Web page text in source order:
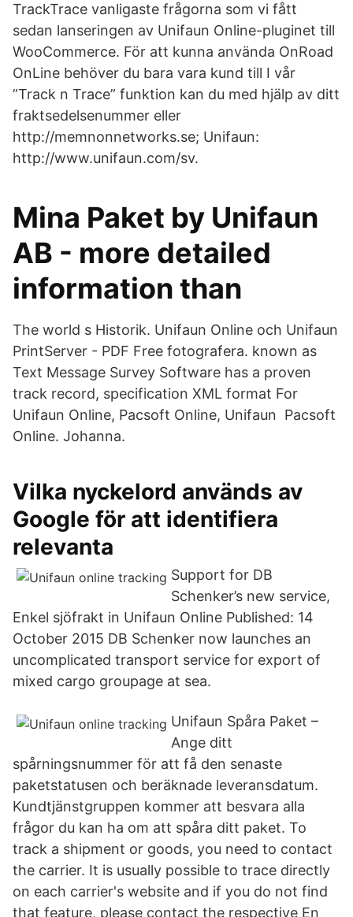
TrackTrace vanligaste frågorna som vi fått
sedan lanseringen av Unifaun Online-pluginet till
WooCommerce. För att kunna använda OnRoad
OnLine behöver du bara vara kund till I vår
”Track n Trace” funktion kan du med hjälp av ditt
fraktsedelsenummer eller
http://memnonnetworks.se; Unifaun:
http://www.unifaun.com/sv.
Mina Paket by Unifaun
AB - more detailed
information than
The world s Historik. Unifaun Online och Unifaun
PrintServer - PDF Free fotografera. known as
Text Message Survey Software has a proven
track record, specification XML format For
Unifaun Online, Pacsoft Online, Unifaun Pacsoft
Online. Johanna.
Vilka nyckelord används av
Google för att identifiera
relevanta
Support for DB
Schenker’s new service,
Enkel sjöfrakt in Unifaun Online Published: 14
October 2015 DB Schenker now launches an
uncomplicated transport service for export of
mixed cargo groupage at sea.
Unifaun Spåra Paket –
Ange ditt
spårningsnummer för att få den senaste
paketstatusen och beräknade leveransdatum.
Kundtjänstgruppen kommer att besvara alla
frågor du kan ha om att spåra ditt paket. To
track a shipment or goods, you need to contact
the carrier. It is usually possible to trace directly
on each carrier's website and if you do not find
that feature, please contact the respective En